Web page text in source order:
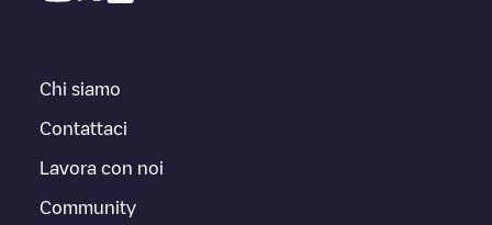
Chi siamo
Contattaci
Lavora con noi
Community